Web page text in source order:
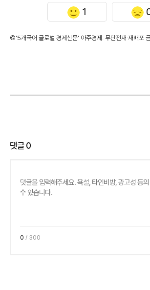
1
©'5개국어 글로벌 경제신문' 아주경제. 무단전재·재배포
댓글0
0 / 300